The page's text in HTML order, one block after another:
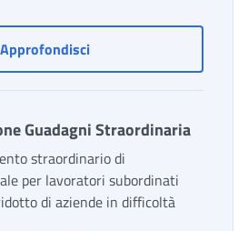
ApprofondisciCassa Integrazione
Guadagni Straordinaria
straordinario di
per lavoratori subordinati
di aziende in difficoltà